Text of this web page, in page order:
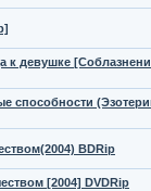
к девушке
способности
BDRip
[2004] DVDRip